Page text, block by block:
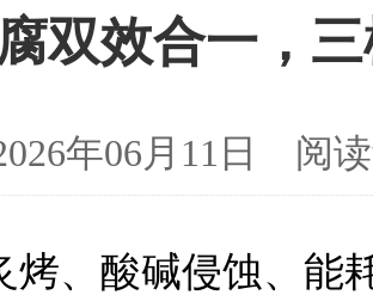
双效合一，
年06月11日
烤、酸碱侵蚀、能